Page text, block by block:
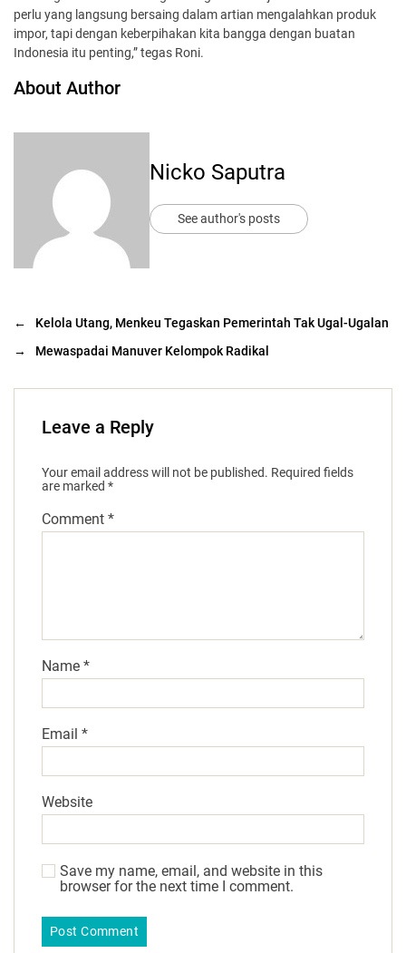
perlu yang langsung bersaing dalam artian mengalahkan produk
impor, tapi dengan keberpihakan kita bangga dengan buatan
Indonesia itu penting,” tegas Roni.
About Author
Nicko Saputra
See author's posts
←
Kelola Utang, Menkeu Tegaskan Pemerintah Tak Ugal-Ugalan
→
Mewaspadai Manuver Kelompok Radikal
Leave a Reply
Your email address will not be published. Required fields
are marked *
Comment *
Name *
Email *
Website
Save my name, email, and website in this
browser for the next time I comment.